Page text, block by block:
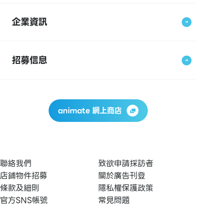
企業資訊
招募信息
animate 網上商店
聯絡我們
致欲申請採訪者
店鋪物件招募
關於廣告刊登
條款及細則
隱私權保護政策
官方SNS帳號
常見問題